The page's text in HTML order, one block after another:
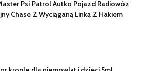
Psi Patrol Autko Pojazd Radiowóz
Chase Z Wyciąganą Linką Z Hakiem